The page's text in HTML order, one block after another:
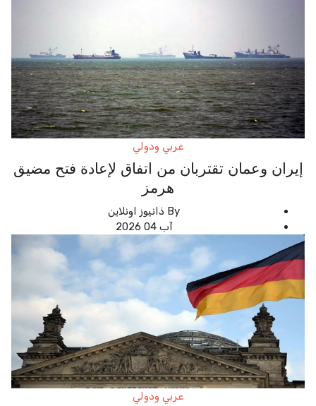
عربي ودولي
إيران وعمان تقتربان من اتفاق لإعادة فتح مضيق
هرمز
By ذانيوز اونلاين
آب 04 2026
عربي ودولي